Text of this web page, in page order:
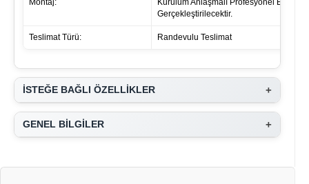
Montaj:
Kurulum Anlaşmalı Profesyonel
Gerçekleştirilecektir.
Teslimat Türü: Randevulu Teslimat
İSTEĞE BAĞLI ÖZELLİKLER +
GENEL BİLGİLER +